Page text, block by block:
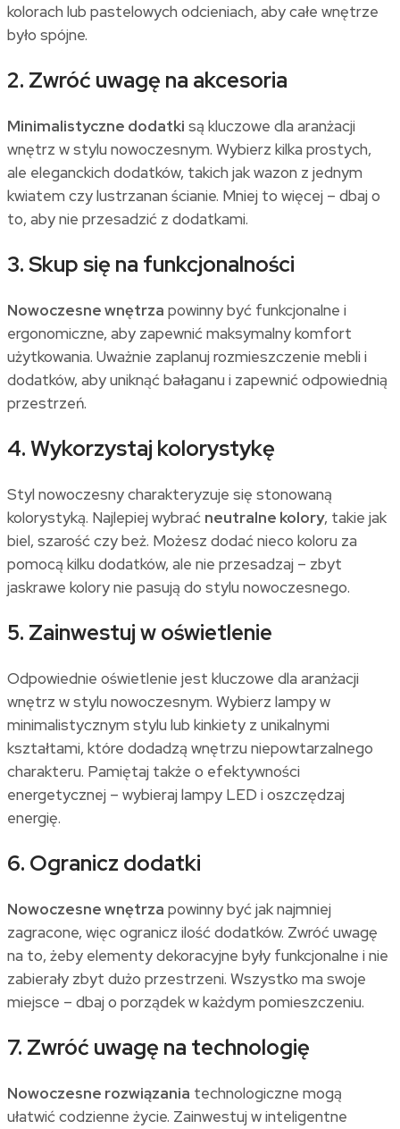
kolorach lub pastelowych odcieniach, aby całe wnętrze
było spójne.
2. Zwróć uwagę na akcesoria
Minimalistyczne dodatki są kluczowe dla aranżacji
wnętrz w stylu nowoczesnym. Wybierz kilka prostych,
ale eleganckich dodatków, takich jak wazon z jednym
kwiatem czy lustrzanan ścianie. Mniej to więcej – dbaj o
to, aby nie przesadzić z dodatkami.
3. Skup się na funkcjonalności
Nowoczesne wnętrza powinny być funkcjonalne i
ergonomiczne, aby zapewnić maksymalny komfort
użytkowania. Uważnie zaplanuj rozmieszczenie mebli i
dodatków, aby uniknąć bałaganu i zapewnić odpowiednią
przestrzeń.
4. Wykorzystaj kolorystykę
Styl nowoczesny charakteryzuje się stonowaną
kolorystyką. Najlepiej wybrać neutralne kolory, takie jak
biel, szarość czy beż. Możesz dodać nieco koloru za
pomocą kilku dodatków, ale nie przesadzaj – zbyt
jaskrawe kolory nie pasują do stylu nowoczesnego.
5. Zainwestuj w oświetlenie
Odpowiednie oświetlenie jest kluczowe dla aranżacji
wnętrz w stylu nowoczesnym. Wybierz lampy w
minimalistycznym stylu lub kinkiety z unikalnymi
kształtami, które dodadzą wnętrzu niepowtarzalnego
charakteru. Pamiętaj także o efektywności
energetycznej – wybieraj lampy LED i oszczędzaj
energię.
6. Ogranicz dodatki
Nowoczesne wnętrza powinny być jak najmniej
zagracone, więc ogranicz ilość dodatków. Zwróć uwagę
na to, żeby elementy dekoracyjne były funkcjonalne i nie
zabierały zbyt dużo przestrzeni. Wszystko ma swoje
miejsce – dbaj o porządek w każdym pomieszczeniu.
7. Zwróć uwagę na technologię
Nowoczesne rozwiązania technologiczne mogą
ułatwić codzienne życie. Zainwestuj w inteligentne